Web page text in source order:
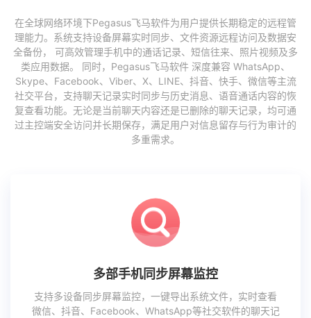
在全球网络环境下Pegasus飞马软件为用户提供长期稳定的远程管
理能力。系统支持设备屏幕实时同步、文件资源远程访问及数据安
全备份， 可高效管理手机中的通话记录、短信往来、照片视频及多
类应用数据。 同时，Pegasus飞马软件 深度兼容 WhatsApp、
Skype、Facebook、Viber、X、LINE、抖音、快手、微信等主流
社交平台，支持聊天记录实时同步与历史消息、语音通话内容的恢
复查看功能。无论是当前聊天内容还是已删除的聊天记录，均可通
过主控端安全访问并长期保存，满足用户对信息留存与行为审计的
多重需求。
多部手机同步屏幕监控
支持多设备同步屏幕监控，一键导出系统文件，实时查看
微信、抖音、Facebook、WhatsApp等社交软件的聊天记